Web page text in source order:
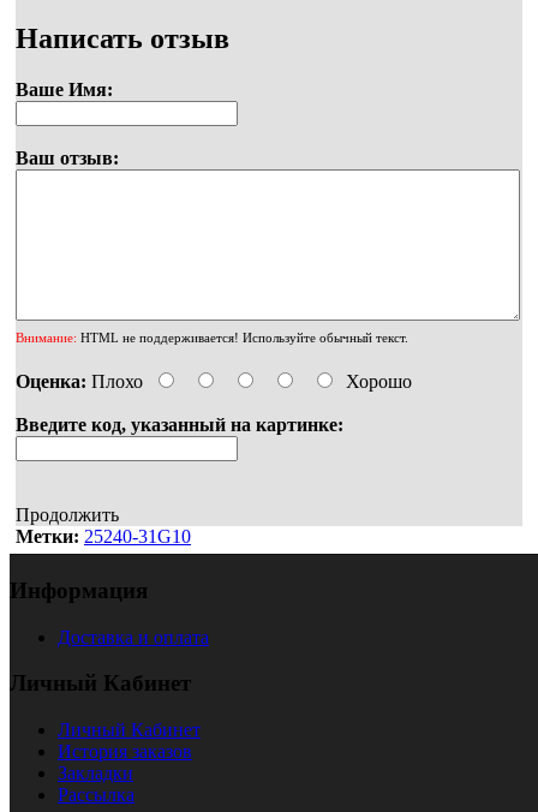
Написать отзыв
Ваше Имя:
Ваш отзыв:
Внимание: HTML не поддерживается! Используйте обычный текст.
Оценка: Плохо Хорошо
Введите код, указанный на картинке:
Продолжить
Метки: 25240-31G10
Информация
Доставка и оплата
Личный Кабинет
Личный Кабинет
История заказов
Закладки
Рассылка